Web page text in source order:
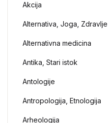
Akcija
Alternativa, Joga, Zdravlje
Alternativna medicina
Antika, Stari istok
Antologije
Antropologija, Etnologija
Arheologija